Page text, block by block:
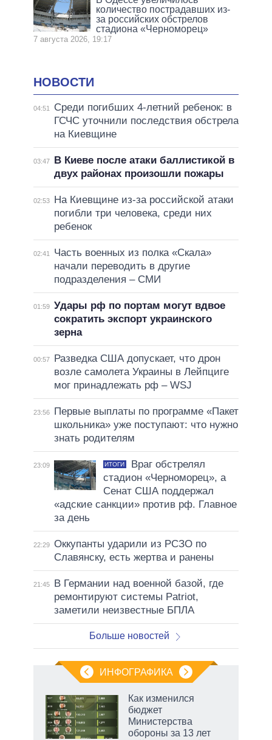
количество пострадавших из-
за российских обстрелов
стадиона «Черноморец»
7 августа 2026, 19:17
НОВОСТИ
04:51
Среди погибших 4-летний ребенок: в
ГСЧС уточнили последствия обстрела
на Киевщине
03:47
В Киеве после атаки баллистикой в
двух районах произошли пожары
02:53
На Киевщине из-за российской атаки
погибли три человека, среди них
ребенок
02:41
Часть военных из полка «Скала»
начали переводить в другие
подразделения – СМИ
01:59 Удары рф по портам могут вдвое
сократить экспорт украинского
зерна
00:57
Разведка США допускает, что дрон
возле самолета Украины в Лейпциге
мог принадлежать рф – WSJ
23:56
Первые выплаты по программе «Пакет
школьника» уже поступают: что нужно
знать родителям
23:09 ИТОГИ
Враг обстрелял
стадион «Черноморец», а
Сенат США поддержал
«адские санкции» против рф. Главное
за день
22:29 Оккупанты ударили из РСЗО по
Славянску, есть жертва и ранены
21:45
В Германии над военной базой, где
ремонтируют системы Patriot,
заметили неизвестные БПЛА
Больше новостей
ИНФОГРАФИКА
Как изменился
бюджет
Министерства
обороны за 13 лет